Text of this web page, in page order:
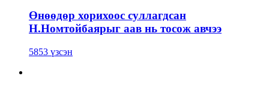
Өнөөдөр хорихоос суллагдсан
Н.Номтойбаярыг аав нь тосож авчээ
5853 үзсэн